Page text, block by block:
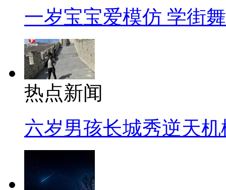
一岁宝宝爱模仿 学街
热点新闻
六岁男孩长城秀逆天机